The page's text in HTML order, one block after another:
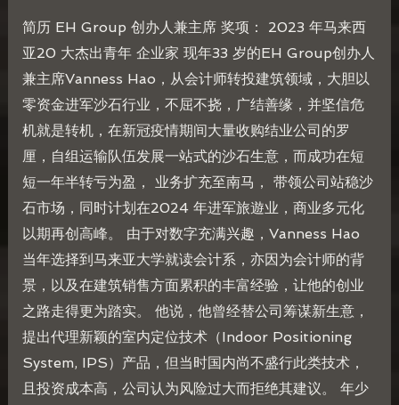
简历 EH Group 创办人兼主席 奖项： 2023 年马来西
亚20 大杰出青年 企业家 现年33 岁的EH Group创办人
兼主席Vanness Hao，从会计师转投建筑领域，大胆以
零资金进军沙石行业，不屈不挠，广结善缘，并坚信危
机就是转机，在新冠疫情期间大量收购结业公司的罗
厘，自组运输队伍发展一站式的沙石生意，而成功在短
短一年半转亏为盈， 业务扩充至南马， 带领公司站稳沙
石市场，同时计划在2024 年进军旅遊业，商业多元化
以期再创高峰。 由于对数字充满兴趣，Vanness Hao
当年选择到马来亚大学就读会计系，亦因为会计师的背
景，以及在建筑销售方面累积的丰富经验，让他的创业
之路走得更为踏实。 他说，他曾经替公司筹谋新生意，
提出代理新颖的室内定位技术（Indoor Positioning
System, IPS）产品，但当时国内尚不盛行此类技术，
且投资成本高，公司认为风险过大而拒绝其建议。 年少